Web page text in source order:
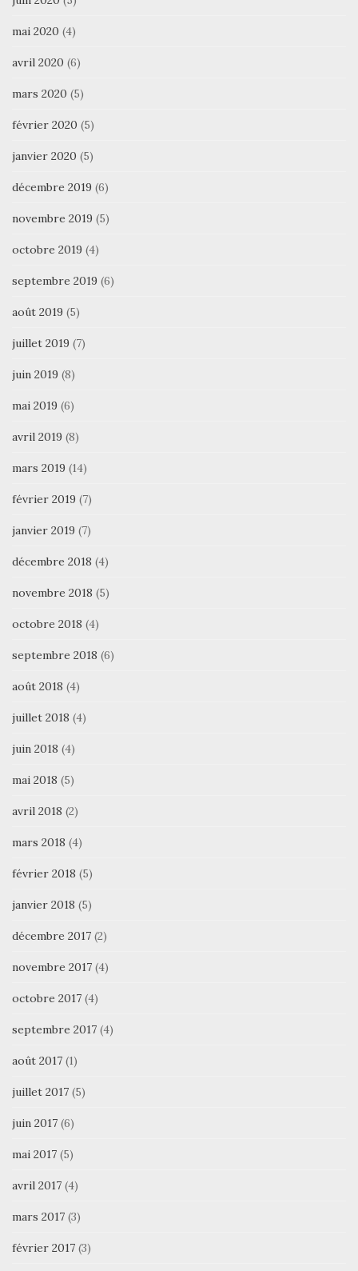
mai 2020 (4)
avril 2020 (6)
mars 2020 (5)
février 2020 (5)
janvier 2020 (5)
décembre 2019 (6)
novembre 2019 (5)
octobre 2019 (4)
septembre 2019 (6)
août 2019 (5)
juillet 2019 (7)
juin 2019 (8)
mai 2019 (6)
avril 2019 (8)
mars 2019 (14)
février 2019 (7)
janvier 2019 (7)
décembre 2018 (4)
novembre 2018 (5)
octobre 2018 (4)
septembre 2018 (6)
août 2018 (4)
juillet 2018 (4)
juin 2018 (4)
mai 2018 (5)
avril 2018 (2)
mars 2018 (4)
février 2018 (5)
janvier 2018 (5)
décembre 2017 (2)
novembre 2017 (4)
octobre 2017 (4)
septembre 2017 (4)
août 2017 (1)
juillet 2017 (5)
juin 2017 (6)
mai 2017 (5)
avril 2017 (4)
mars 2017 (3)
février 2017 (3)